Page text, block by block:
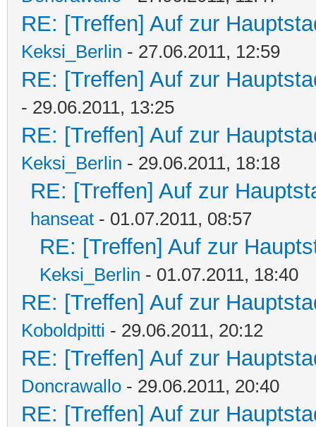
RE: [Treffen] Auf zur
Keksi_Berlin - 27.06.2011, 12:59
RE: [Treffen] Auf zur
- 29.06.2011, 13:25
RE: [Treffen] Auf zur
Keksi_Berlin - 29.06.2011, 18:18
RE: [Treffen] Auf zur
hanseat - 01.07.2011, 08:57
RE: [Treffen] Auf zur
Keksi_Berlin - 01.07.2011, 18:40
RE: [Treffen] Auf zur
Koboldpitti - 29.06.2011, 20:12
RE: [Treffen] Auf zur
Doncrawallo - 29.06.2011, 20:40
RE: [Treffen] Auf zur